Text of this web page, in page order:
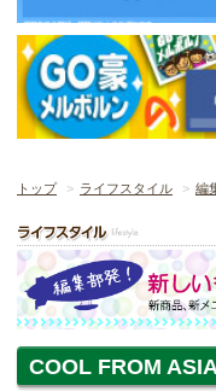
トップ ライフスタイル 編
COOL FROM